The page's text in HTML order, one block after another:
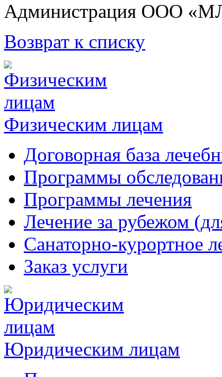
Администрация ООО
Возврат к списку
Физическим лицам
Договорная база
Программы
Программы лечения
Лечение за рубежом
Санаторно-курортное
Заказ услуги
Юридическим лицам